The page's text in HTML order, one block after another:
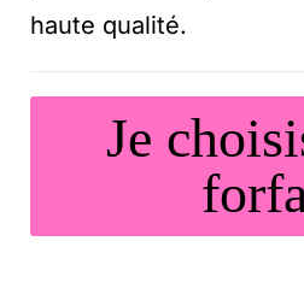
haute qualité.
Je